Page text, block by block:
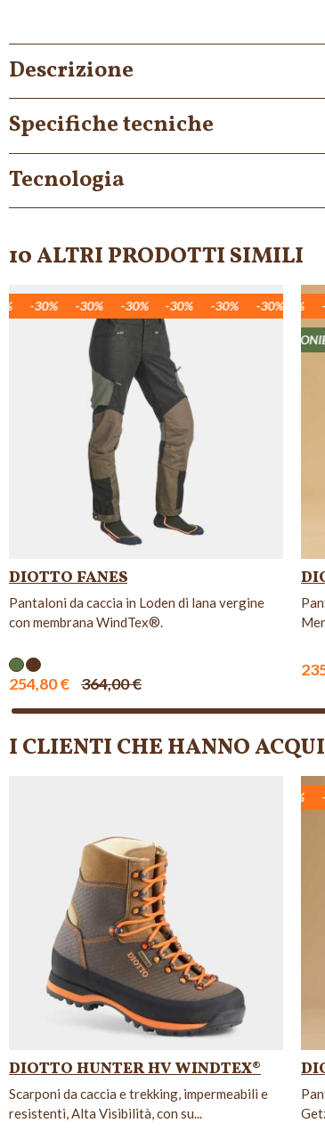
Descrizione
Specifiche tecniche
Tecnologia
10 ALTRI PRODOTTI SIMILI
-30% -30% -30% -30% -30% -30% -
DIOTTO FANES
Pantaloni da caccia in Loden di lana vergine
con membrana WindTex®.
254,80 € 364,00 €
-30% -30% -30% -30% -30%
I CLIENTI CHE HANNO
DIOTTO HUNTER HV WINDTEX®
Scarponi da caccia e trekking, impermeabili e
resistenti, Alta Visibilità, con su...
-30%